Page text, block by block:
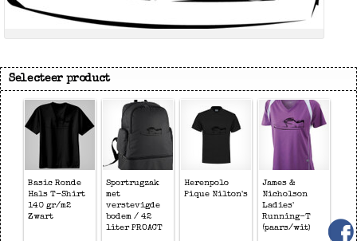
Selecteer product
Basic Ronde
Hals T-Shirt
140 gr/m2
Zwart
Sportrugzak
met
verstevigde
bodem / 42
liter PROACT
Herenpolo
Pique Nilton's
James &
Nicholson
Ladies'
Running-T
(paars/wit)